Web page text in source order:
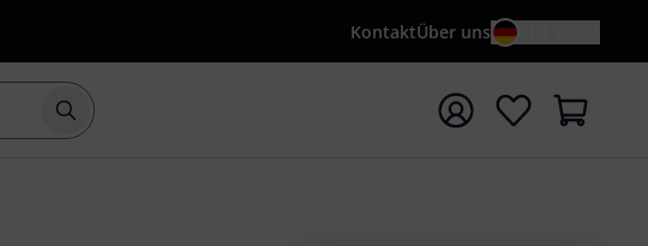
KontaktÜber uns
Suche mit Suchwort {searchTerm} starten